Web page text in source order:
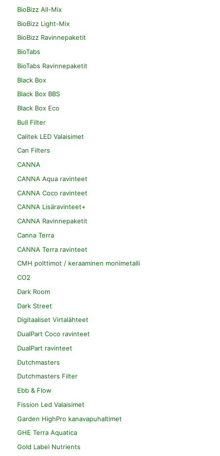
BioBizz All-Mix
BioBizz Light-Mix
BioBizz Ravinnepaketit
BioTabs
BioTabs Ravinnepaketit
Black Box
Black Box BBS
Black Box Eco
Bull Filter
Calitek LED Valaisimet
Can Filters
CANNA
CANNA Aqua ravinteet
CANNA Coco ravinteet
CANNA Lisäravinteet+
CANNA Ravinnepaketit
Canna Terra
CANNA Terra ravinteet
CMH polttimot / keraaminen monimetalli
CO2
Dark Room
Dark Street
Digitaaliset Virtalähteet
DualPart Coco ravinteet
DualPart ravinteet
Dutchmasters
Dutchmasters Filter
Ebb & Flow
Fission Led Valaisimet
Garden HighPro kanavapuhaltimet
GHE Terra Aquatica
Gold Label Nutrients